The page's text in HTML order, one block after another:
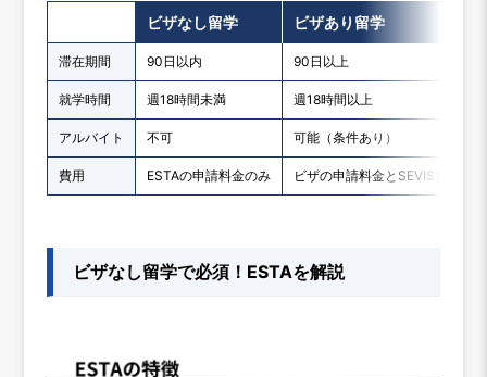
ビザなし留学 ビザあり留学
滞在期間 90日以内 90日以上
就学時間 週18時間未満 週18時間以上
アルバイト 不可 可能（条件あり）
費用 ESTAの申請料金のみ ビザの申請料金とSEVIS費用
ビザなし留学で必須！ESTAを解説